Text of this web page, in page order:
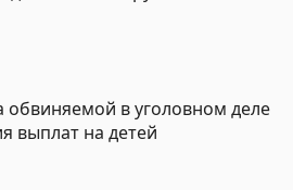
в уголовном деле
выплат на детей